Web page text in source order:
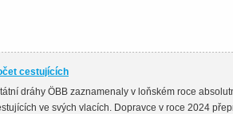
cestujících
dráhy ÖBB zaznamenaly v loňském roce
ve svých vlacích. Dopravce v roce 2024